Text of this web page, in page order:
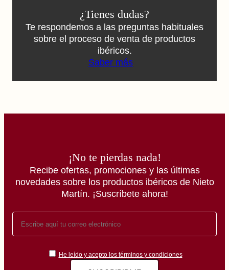
¿Tienes dudas?
Te respondemos a las preguntas habituales
sobre el proceso de venta de productos
ibéricos.
Saber más
¡No te pierdas nada!
Recibe ofertas, promociones y las últimas
novedades sobre los productos ibéricos de Nieto
Martín. ¡Suscríbete ahora!
He leído y acepto los términos y condiciones